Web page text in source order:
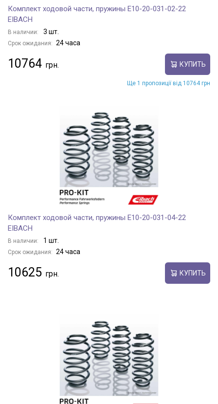
Комплект ходовой части, пружины E10-20-031-02-22
EIBACH
В наличии: 3 шт.
Срок ожидания: 24 часа
10764 КУПИТЬ
Ще 1 пропозиції від 10764 грн
Комплект ходовой части, пружины E10-20-031-04-22
EIBACH
В наличии: 1 шт.
Срок ожидания: 24 часа
10625 КУПИТЬ